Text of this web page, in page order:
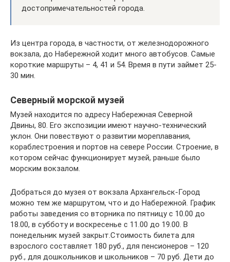
достопримечательностей города.
Из центра города, в частности, от железнодорожного
вокзала, до Набережной ходит много автобусов. Самые
короткие маршруты – 4, 41 и 54. Время в пути займет 25-
30 мин.
Северный морской музей
Музей находится по адресу Набережная Северной
Двины, 80. Его экспозиции имеют научно-технический
уклон. Они повествуют о развитии мореплавания,
кораблестроения и портов на севере России. Строение, в
котором сейчас функционирует музей, раньше было
морским вокзалом.
Добраться до музея от вокзала Архангельск-Город
можно тем же маршрутом, что и до Набережной. График
работы заведения со вторника по пятницу с 10.00 до
18.00, в субботу и воскресенье с 11.00 до 19.00. В
понедельник музей закрыт.Стоимость билета для
взрослого составляет 180 руб., для пенсионеров – 120
руб., для дошкольников и школьников – 70 руб. Дети до